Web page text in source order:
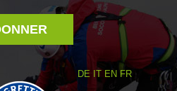
DE IT EN FR